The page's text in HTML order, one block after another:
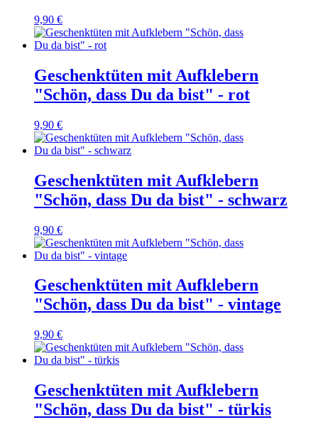
9,90 €
Geschenktüten mit Aufklebern
"Schön, dass Du da bist" - rot
9,90 €
Geschenktüten mit Aufklebern
"Schön, dass Du da bist" - schwarz
9,90 €
Geschenktüten mit Aufklebern
"Schön, dass Du da bist" - vintage
9,90 €
Geschenktüten mit Aufklebern
"Schön, dass Du da bist" - türkis